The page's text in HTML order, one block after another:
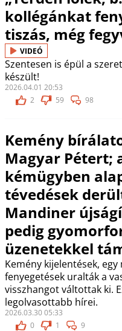
kollégánkat
tiszás, még
VIDEÓ
Szentesen is épül a
készült!
2026.04.01 20:53
2
59 98
Kemény
Magyar Pétert;
kémügyben
tévedések
Mandiner
pedig
üzenetekkel
Kemény kijelentések,
fenyegetések uralták a
visszhangot váltottak ki.
legolvasottabb hírei.
2026.03.30 05:33
0
1 9